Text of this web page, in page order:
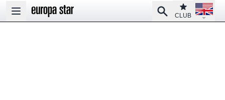
Open main menu
SearchClub
CLUB
Open